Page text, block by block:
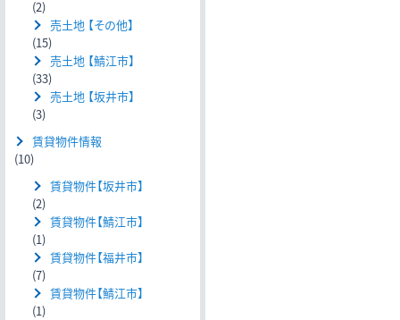
(2)
売土地 【その他】
(15)
売土地 【鯖江市】
(33)
売土地 【坂井市】
(3)
賃貸物件情報
(10)
賃貸物件【坂井市】
(2)
賃貸物件【鯖江市】
(1)
賃貸物件【福井市】
(7)
賃貸物件【鯖江市】
(1)